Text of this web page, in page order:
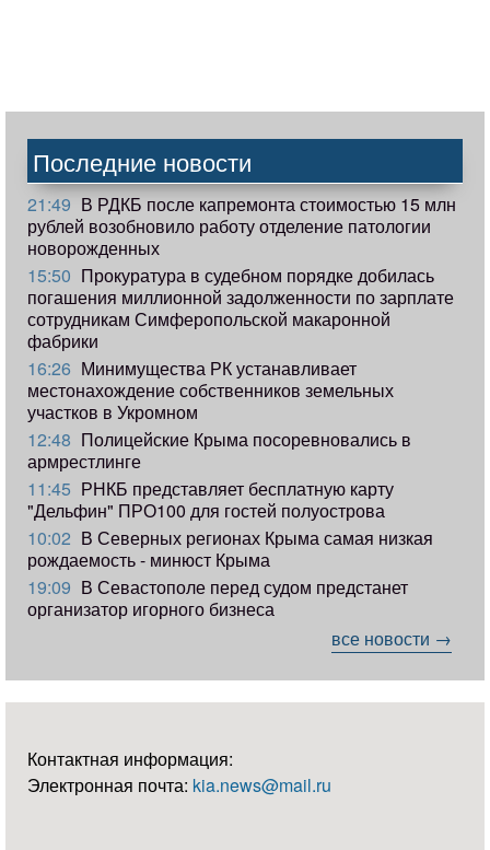
Последние новости
21:49 В РДКБ после капремонта стоимостью 15 млн
рублей возобновило работу отделение патологии
новорожденных
15:50 Прокуратура в судебном порядке добилась
погашения миллионной задолженности по зарплате
сотрудникам Симферопольской макаронной
фабрики
16:26 Минимущества РК устанавливает
местонахождение собственников земельных
участков в Укромном
12:48 Полицейские Крыма посоревновались в
армрестлинге
11:45 РНКБ представляет бесплатную карту
"Дельфин" ПРО100 для гостей полуострова
10:02 В Северных регионах Крыма самая низкая
рождаемость - минюст Крыма
19:09 В Севастополе перед судом предстанет
организатор игорного бизнеса
все новости →
Контактная информация:
Электронная почта: kia.news@mail.ru